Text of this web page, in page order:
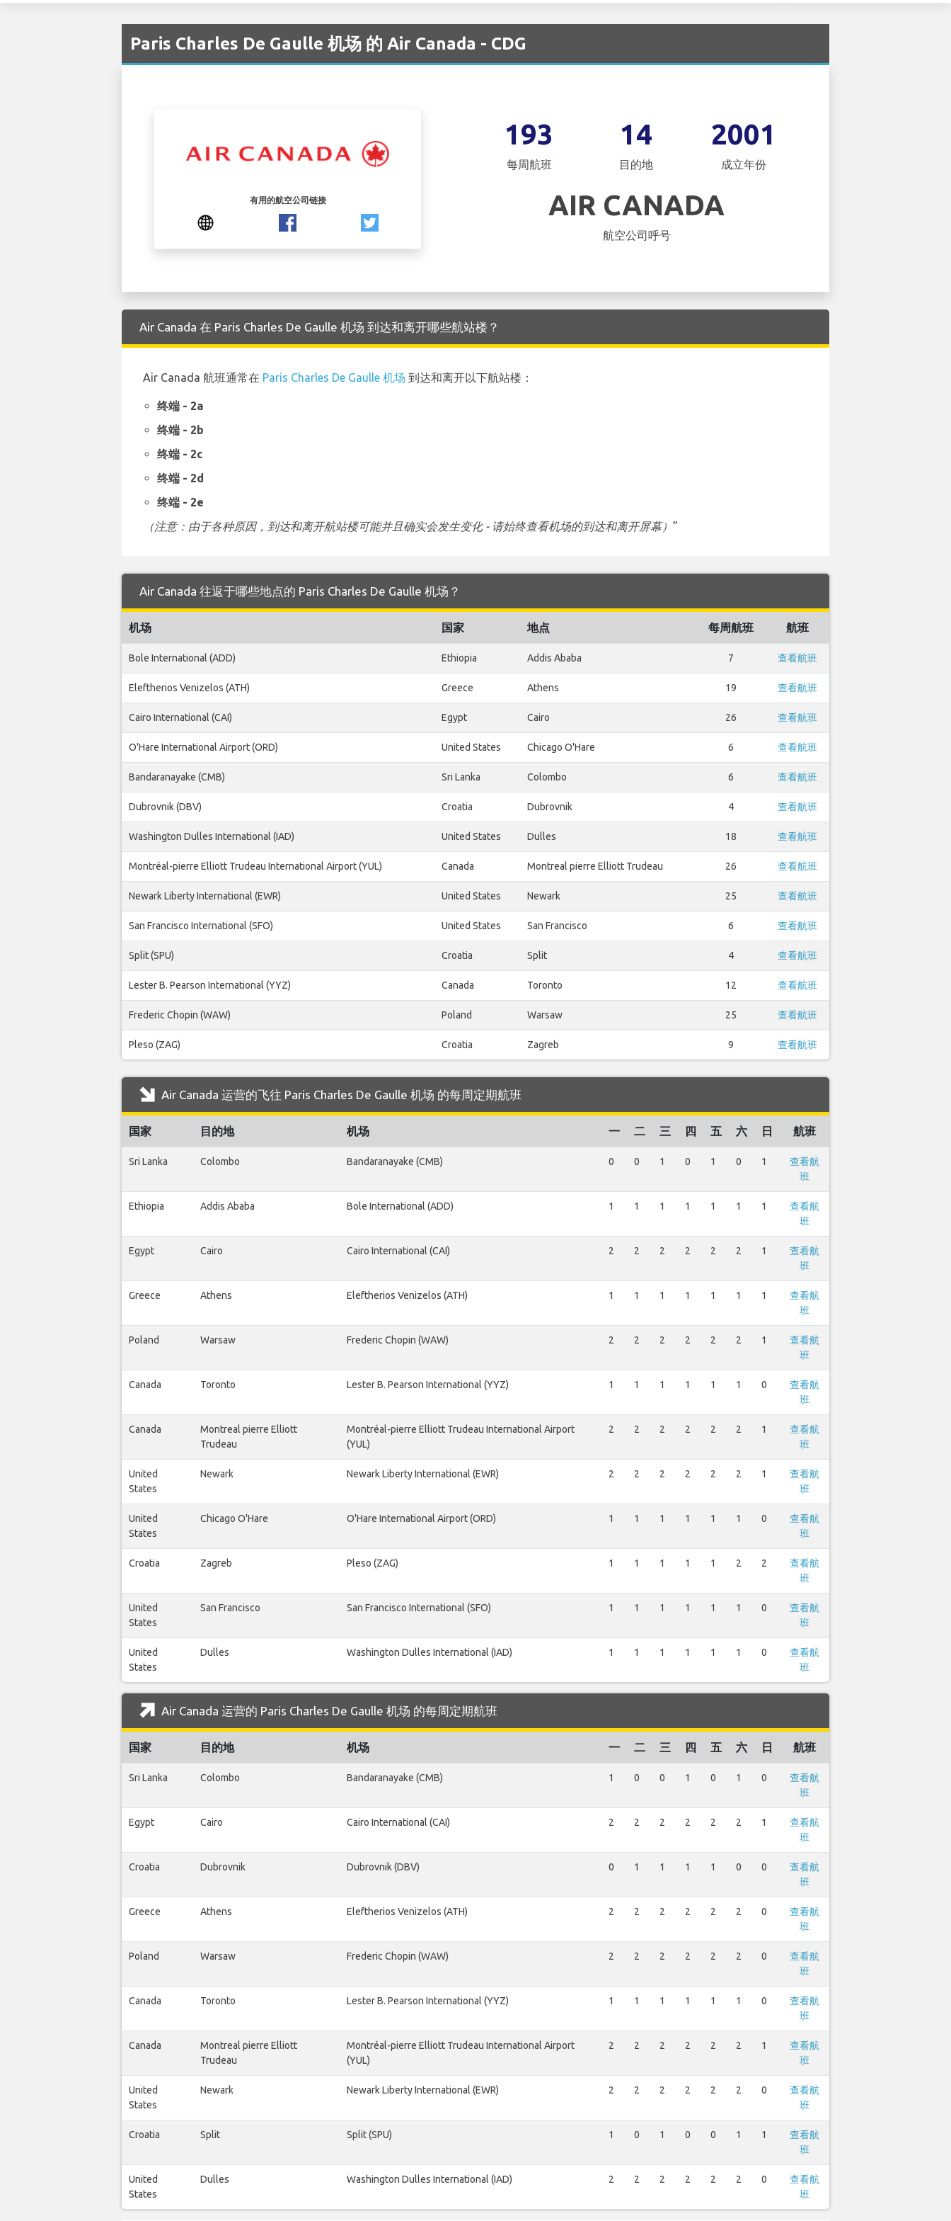
Paris Charles De Gaulle 机场 的 Air Canada - CDG
有用的航空公司链接
193
每周航班
14
目的地
2001
成立年份
AIR CANADA
航空公司呼号
Air Canada 在 Paris Charles De Gaulle 机场 到达和离开哪些航站楼？
Air Canada 航班通常在 Paris Charles De Gaulle 机场 到达和离开以下航站楼：
终端 - 2a
终端 - 2b
终端 - 2c
终端 - 2d
终端 - 2e
（注意：由于各种原因，到达和离开航站楼可能并且确实会发生变化 - 请始终查看机场的到达和离开屏幕） ”
Air Canada 往返于哪些地点的 Paris Charles De Gaulle 机场？
机场 国家 地点 每周航班 航班
Bole International (ADD) Ethiopia Addis Ababa 7 查看航班
Eleftherios Venizelos (ATH) Greece Athens 19 查看航班
Cairo International (CAI) Egypt Cairo 26 查看航班
O'Hare International Airport (ORD) United States Chicago O'Hare 6 查看航班
Bandaranayake (CMB) Sri Lanka Colombo 6 查看航班
Dubrovnik (DBV) Croatia Dubrovnik 4 查看航班
Washington Dulles International (IAD) United States Dulles 18 查看航班
Montréal-pierre Elliott Trudeau International Airport (YUL) Canada Montreal pierre Elliott Trudeau 26 查看航班
Newark Liberty International (EWR) United States Newark 25 查看航班
San Francisco International (SFO) United States San Francisco 6 查看航班
Split (SPU) Croatia Split 4 查看航班
Lester B. Pearson International (YYZ) Canada Toronto 12 查看航班
Frederic Chopin (WAW) Poland Warsaw 25 查看航班
Pleso (ZAG) Croatia Zagreb 9 查看航班
Air Canada 运营的飞往 Paris Charles De Gaulle 机场 的每周定期航班
国家 目的地 机场 一 二 三 四 五 六 日 航班
Sri Lanka Colombo Bandaranayake (CMB) 0 0 1 0 1 0 1
查看航
班
Ethiopia Addis Ababa Bole International (ADD) 1 1 1 1 1 1 1
查看航
班
Egypt Cairo Cairo International (CAI) 2 2 2 2 2 2 1
查看航
班
Greece Athens Eleftherios Venizelos (ATH) 1 1 1 1 1 1 1
查看航
班
Poland Warsaw Frederic Chopin (WAW) 2 2 2 2 2 2 1
查看航
班
Canada Toronto Lester B. Pearson International (YYZ) 1 1 1 1 1 1 0
查看航
班
Canada
Montreal pierre Elliott
Trudeau
Montréal-pierre Elliott Trudeau International Airport
(YUL)
2 2 2 2 2 2 1
查看航
班
United
States
Newark Newark Liberty International (EWR) 2 2 2 2 2 2 1
查看航
班
United
States
Chicago O'Hare O'Hare International Airport (ORD) 1 1 1 1 1 1 0
查看航
班
Croatia Zagreb Pleso (ZAG) 1 1 1 1 1 2 2
查看航
班
United
States
San Francisco San Francisco International (SFO) 1 1 1 1 1 1 0
查看航
班
United
States
Dulles Washington Dulles International (IAD) 1 1 1 1 1 1 0
查看航
班
Air Canada 运营的 Paris Charles De Gaulle 机场 的每周定期航班
国家 目的地 机场 一 二 三 四 五 六 日 航班
Sri Lanka Colombo Bandaranayake (CMB) 1 0 0 1 0 1 0
查看航
班
Egypt Cairo Cairo International (CAI) 2 2 2 2 2 2 1
查看航
班
Croatia Dubrovnik Dubrovnik (DBV) 0 1 1 1 1 0 0
查看航
班
Greece Athens Eleftherios Venizelos (ATH) 2 2 2 2 2 2 0
查看航
班
Poland Warsaw Frederic Chopin (WAW) 2 2 2 2 2 2 0
查看航
班
Canada Toronto Lester B. Pearson International (YYZ) 1 1 1 1 1 1 0
查看航
班
Canada
Montreal pierre Elliott
Trudeau
Montréal-pierre Elliott Trudeau International Airport
(YUL)
2 2 2 2 2 2 1
查看航
班
United
States
Newark Newark Liberty International (EWR) 2 2 2 2 2 2 0
查看航
班
Croatia Split Split (SPU) 1 0 1 0 0 1 1
查看航
班
United
States
Dulles Washington Dulles International (IAD) 2 2 2 2 2 2 0
查看航
班